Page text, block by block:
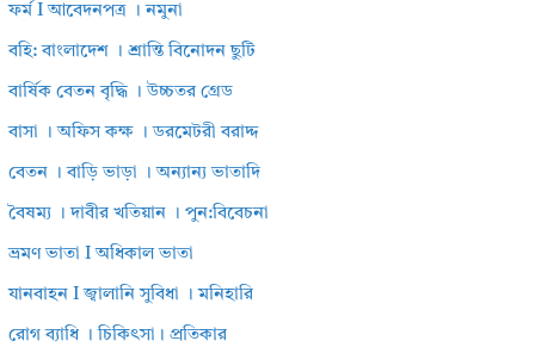
ফর্ম I আবেদনপত্র । নমুনা
বহি: বাংলাদেশ । শ্রান্তি বিনোদন ছুটি
বার্ষিক বেতন বৃদ্ধি । উচ্চতর গ্রেড
বাসা । অফিস কক্ষ । ডরমেটরী বরাদ্দ
বেতন । বাড়ি ভাড়া । অন্যান্য ভাতাদি
বৈষম্য । দাবীর খতিয়ান । পুন:বিবেচনা
ভ্রমণ ভাতা I অধিকাল ভাতা
যানবাহন I জ্বালানি সুবিধা । মনিহারি
রোগ ব্যাধি । চিকিৎসা। প্রতিকার